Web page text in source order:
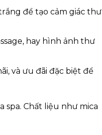
để tạo cảm giác thư
hay hình ảnh thư
và ưu đãi đặc biệt để
spa. Chất liệu như mica